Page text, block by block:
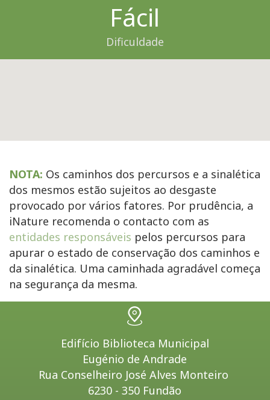
Fácil
Dificuldade
NOTA: Os caminhos dos percursos e a sinalética
dos mesmos estão sujeitos ao desgaste
provocado por vários fatores. Por prudência, a
iNature recomenda o contacto com as
entidades responsáveis pelos percursos para
apurar o estado de conservação dos caminhos e
da sinalética. Uma caminhada agradável começa
na segurança da mesma.
Edifício Biblioteca Municipal
Eugénio de Andrade
Rua Conselheiro José Alves Monteiro
6230 - 350 Fundão